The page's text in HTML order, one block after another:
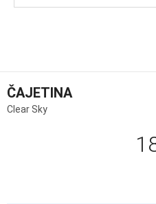
ČAJETINA
Clear Sky